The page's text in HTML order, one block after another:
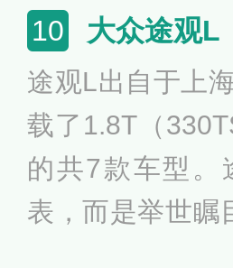
峰值扭矩为
变速箱。据官方
燃油经济性较高
10 大众途观L
途观L出自于上
载了1.8T（
的共7款车型。
表，而是举世瞩